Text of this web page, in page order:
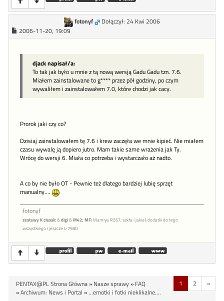
fotonyf
Dołączył: 24 Kwi 2006
2006-11-20, 19:09
djack napisał/a:
To tak jak było u mnie z tą nową wersją Gadu Gadu tzn. 7.6.
Miałem zainstalowane to g**** przez pół godziny, po czym
wywaliłem i zainstalowałem 7.0, które chodzi jak cacy.
Prorok jaki czy co?
Dzisiaj zainstalowałem tę 7.6 i krew zaczęła we mnie kipieć. Nie miałem
czasu wywalę ją dopiero jutro. Mam takie same wrażenia jak Ty.
Wrócę do wersji 6. Miała co potrzeba i wystarczało aż nadto.
A co by nie było OT - Pewnie też dlatego bardziej lubię sprzęt
manualny....
fotonyf
zestawy K classic&digi&M42; MF:Mamiya RZ67; szkła i jakieś dodatki do tego
wszystkiego i jeszcze L-758D
1 2 »
PENTAX@PL Strona Główna» Nasze sprawy» FAQ
»Archiwum: News i Portal »...emotki i fotki nieklikalne....